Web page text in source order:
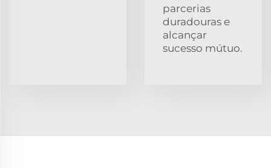
parcerias
duradouras e
alcançar
sucesso mútuo.